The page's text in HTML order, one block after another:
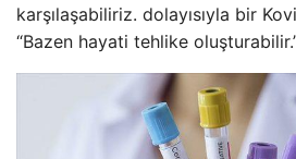
karşılaşabiliriz. dolayısıyla bir
“Bazen hayati tehlike